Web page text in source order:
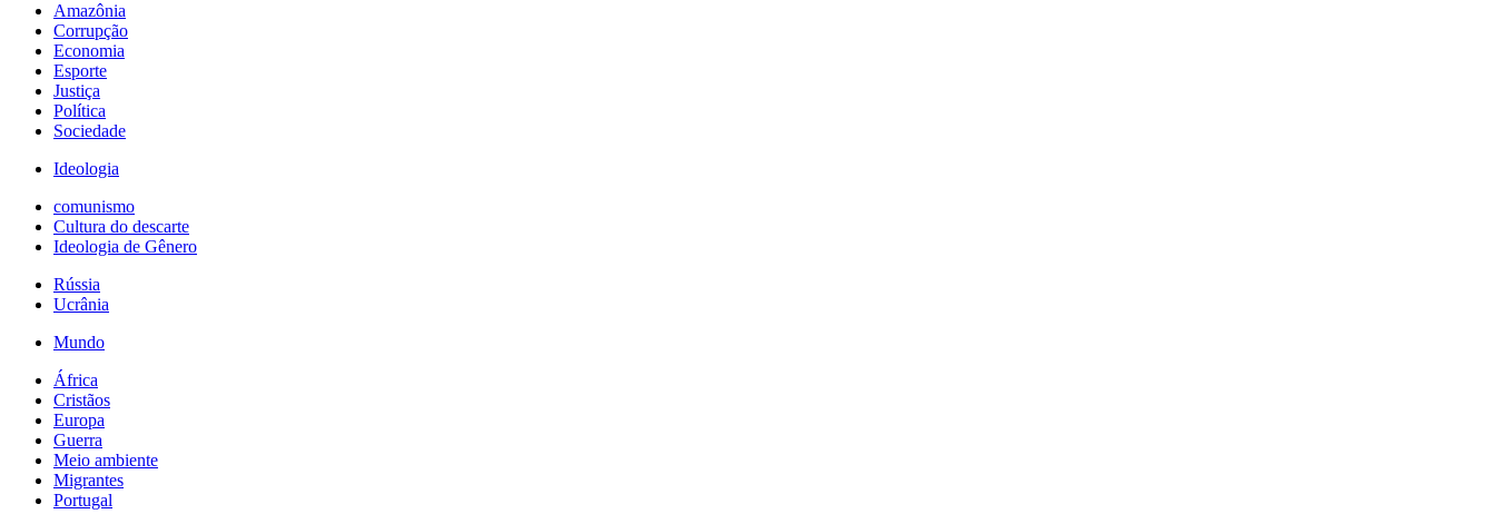
Amazônia
Corrupção
Economia
Esporte
Justiça
Política
Sociedade
Ideologia
comunismo
Cultura do descarte
Ideologia de Gênero
Rússia
Ucrânia
Mundo
África
Cristãos
Europa
Guerra
Meio ambiente
Migrantes
Portugal